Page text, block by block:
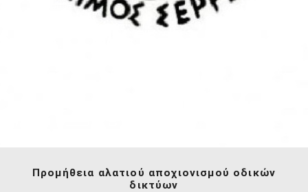
Προμήθεια αλατιού αποχιονισμού οδικών
δικτύων